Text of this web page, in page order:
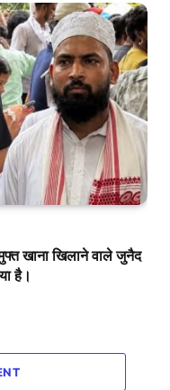
खाना खिलाने वाले जुनैद
है।